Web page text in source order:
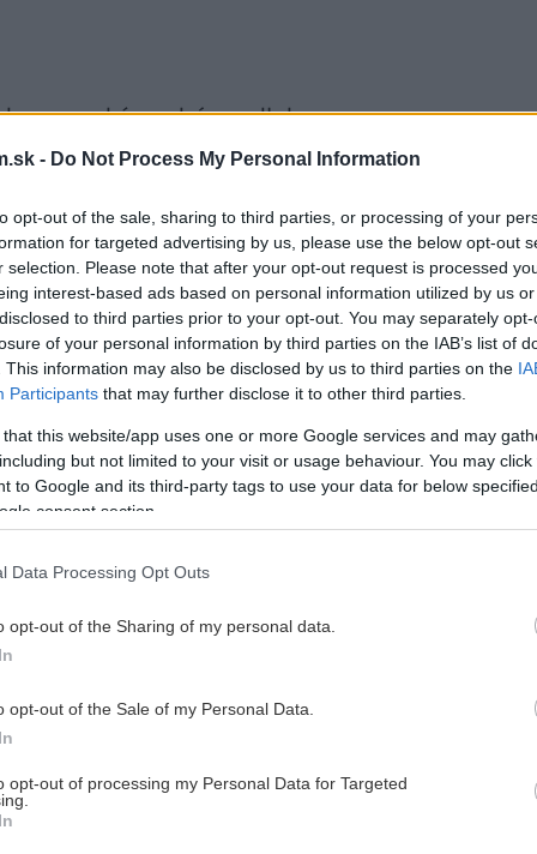
- Do Not Process My Personal Information
opt-out of the sale, sharing to third parties, or processing of your
for targeted advertising by us, please use the below opt-out
selection. Please note that after your opt-out request is processed
interest-based ads based on personal information utilized by us
to third parties prior to your opt-out. You may separately
of your personal information by third parties on the IAB’s list of
This information may also be disclosed by us to third parties on the
Participants that may further disclose it to other third parties.
that this website/app uses one or more Google services and may
but not limited to your visit or usage behaviour. You may
to Google and its third-party tags to use your data for below
consent section.
Data Processing Opt Outs
opt-out of the Sharing of my personal data.
opt-out of the Sale of my Personal Data.
opt-out of processing my Personal Data for Targeted
sa robí suchá podlaha
nášľapná vrstva, či už sú to plávajúce parkety,
hrubú podlahu. Okrem klasických poterov, ktoré
k mokrým stavebným postupom, sú v tomto
zaujímavou možnosťou takzvané suché
podlahy.
júla 2015
na podlahy
na betónové podlahy sú jasné – ideálna
podlaha musí byť predovšetkým pevná,
stála a nesmie sa drobiť. Aj horšie betónové
však možno doviesť k dokonalosti v
Ten môžeme ako liatu podlahovinu
podlahy
plávajúca podlaha už neprekvapí. Možno však
zaskočí otázka, o čo technicky v prípade
podláh ide, i keď väčšina z nás tuší, že
môže takúto staršiu podlahu jednoducho
novembra 2011